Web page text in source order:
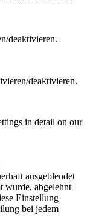
deaktivieren.
deaktivieren.
in detail on our
ausgeblendet
wurde, abgelehnt
Einstellung
bei jedem